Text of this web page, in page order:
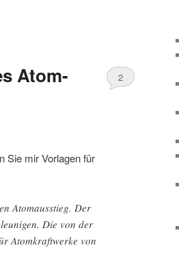
Atom-
2
Sie mir Vorlagen für
Atomausstieg. Der
Die von der
Atomkraftwerke von